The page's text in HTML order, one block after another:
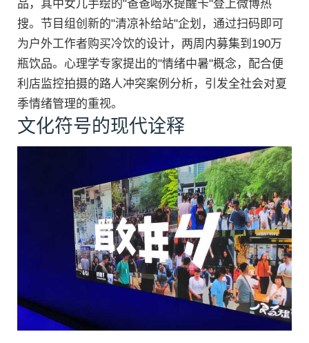
品，其中女儿手绘的"爸爸喝水提醒卡"登上微博热
搜。节目组创新的"清凉补给站"企划，通过扫码即可
为户外工作者购买冷饮的设计，两周内募集到190万
瓶饮品。心理学专家提出的"情绪中暑"概念，配合便
利店监控拍摄的路人冲突案例分析，引发全社会对夏
季情绪管理的重视。
文化符号的现代诠释